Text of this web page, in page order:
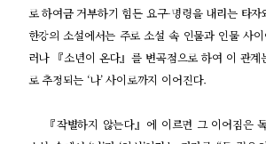
로 하여금 거부하기 힘든 요구-명령을 내리는 타
한강의 소설에서는 주로 소설 속 인물과 인물 사
러나 『소년이 온다』를 변곡점으로 하여 이 관
로 추정되는 ‘나’ 사이로까지 이어진다.
『작별하지 않는다』에 이르면 그 이어짐은